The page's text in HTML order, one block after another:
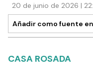
20 de junio de 2026 |
Añadir como fuente en
CASA ROSADA